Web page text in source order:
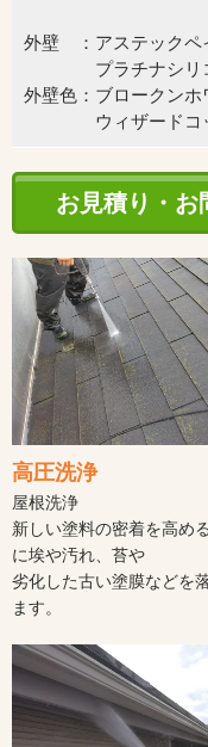
外壁 ：アステックペ
プラチナシリコ
外壁色：ブロークンホ
ウィザードコッパ
お見積り・お
高圧洗浄
屋根洗浄
新しい塗料の密着を高め
に埃や汚れ、苔や
劣化した古い塗膜などを
ます。